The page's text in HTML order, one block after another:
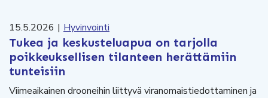
15.5.2026 | Hyvinvointi
Tukea ja keskusteluapua on tarjolla
poikkeuksellisen tilanteen herättämiin
tunteisiin
Viimeaikainen drooneihin liittyvä viranomaistiedottaminen ja